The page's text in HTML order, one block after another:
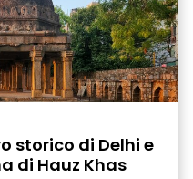
storico di Delhi e
di Hauz Khas